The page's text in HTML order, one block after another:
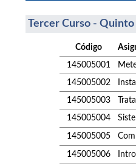
Tercer Curso - Quinto
Código
145005001
145005002
145005003
145005004
145005005
145005006